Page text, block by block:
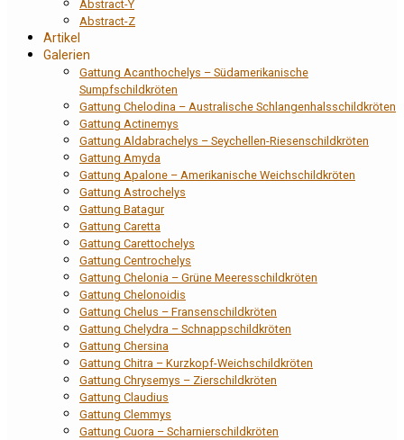
Abstract-Y
Abstract-Z
Artikel
Galerien
Gattung Acanthochelys – Südamerikanische
Sumpfschildkröten
Gattung Chelodina – Australische Schlangenhalsschildkröten
Gattung Actinemys
Gattung Aldabrachelys – Seychellen-Riesenschildkröten
Gattung Amyda
Gattung Apalone – Amerikanische Weichschildkröten
Gattung Astrochelys
Gattung Batagur
Gattung Caretta
Gattung Carettochelys
Gattung Centrochelys
Gattung Chelonia – Grüne Meeresschildkröten
Gattung Chelonoidis
Gattung Chelus – Fransenschildkröten
Gattung Chelydra – Schnappschildkröten
Gattung Chersina
Gattung Chitra – Kurzkopf-Weichschildkröten
Gattung Chrysemys – Zierschildkröten
Gattung Claudius
Gattung Clemmys
Gattung Cuora – Scharnierschildkröten